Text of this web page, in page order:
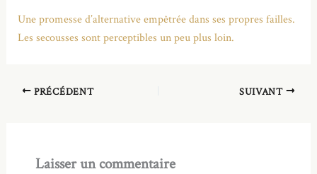
Une promesse d’alternative empêtrée dans ses propres failles.
Les secousses sont perceptibles un peu plus loin.
PRÉCÉDENT SUIVANT
Laisser un commentaire